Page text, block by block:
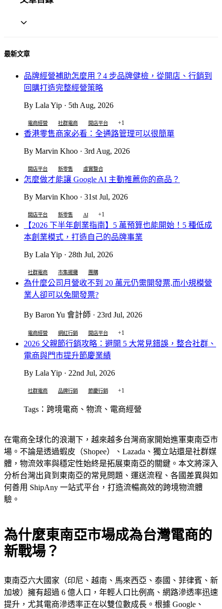
最新文章
品牌經營補助怎麼用？4 步品牌健檢，從開店、行銷到
回購打造完整經營策略
By Lala Yip · 5th Aug, 2026
電商經營 社群電商 開店平台 +1
香港零售商家必看：全通路管理可以很簡單
By Marvin Khoo · 3rd Aug, 2026
開店平台 新零售 虛實整合
怎麼做才能讓 Google AI 主動推薦你的商品？
By Marvin Khoo · 31st Jul, 2026
開店平台 新零售 AI +1
【2026 下半年創業指南】5 萬預算也能開始！5 種低成
本創業模式，打造自己的品牌事業
By Lala Yip · 28th Jul, 2026
社群電商 市集擺攤 團購
為什麼公司月營收不到 20 萬元仍需開發票,而小規模營
業人卻可以免開發票?
By Baron Yu 會計師 · 23rd Jul, 2026
電商經營 網紅行銷 開店平台 +1
2026 父親節行銷攻略：避開 5 大常見錯誤，整合社群、
電商與門市提升節慶業績
By Lala Yip · 22nd Jul, 2026
社群電商 品牌行銷 節慶行銷 +1
Tags：跨境電商、物流、電商經營
在電商全球化的浪潮下，越來越多台灣商家開始進軍東南亞市
場。不論是透過蝦皮（Shopee）、Lazada、獨立站還是社群媒
體，物流效率與穩定性始終是拓展東南亞的關鍵。本文將深入
分析台灣出貨到東南亞的常見問題、運送流程、各國差異與如
何善用 ShipAny 一站式平台，打造流暢高效的跨境物流體
驗。
為什麼東南亞市場成為台灣電商的
新戰場？
東南亞六大國家（印尼、越南、馬來西亞、泰國、菲律賓、新
加坡）擁有超過 6 億人口，年輕人口比例高、網路滲透率迅速
提升，尤其電商滲透率正在以雙位數成長。根據 Google、